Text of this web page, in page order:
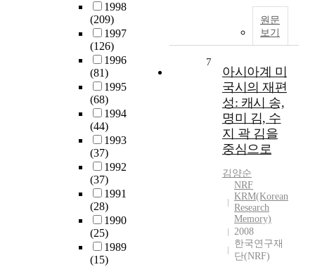
1998
(209)
1997
(126)
1996
(81)
1995
(68)
1994
(44)
1993
(37)
1992
(37)
1991
(28)
1990
(25)
1989
(15)
원문
보기
7
아시아계 미
국시의 재편
성: 캐시 송,
명미 김, 수
지 곽 김을
중심으로
김양순
NRF
KRM(Korean
Research
Memory)
2008
한국연구재
단(NRF)